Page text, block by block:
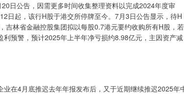
日公告，因需更多时间收集整理资料以完成2024年度审
日起，该行H股于港交所停牌至今。7月3日公告显示，待H
吉林省金融控股集团拟以每股0.7港元要约收购所有H股，若
预警，预计2025年上半年净亏损约8.98亿元，主因资产减
在4月底推迟去年年报发布后，又于近期继续推迟2025年